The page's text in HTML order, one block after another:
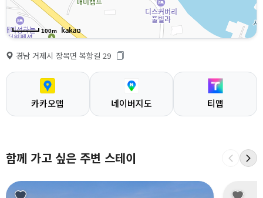
100m
경남 거제시 장목면 복항길 29
카카오맵 네이버지도 티맵
함께 가고 싶은 주변 스테이